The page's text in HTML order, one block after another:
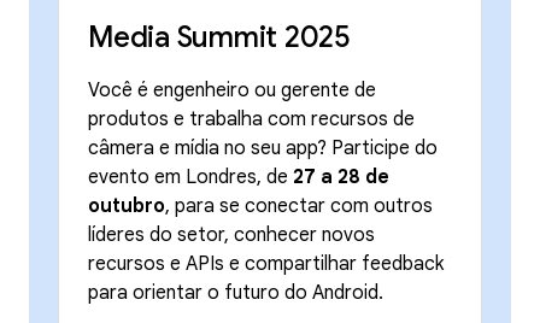
Media Summit 2025
Você é engenheiro ou gerente de
produtos e trabalha com recursos de
câmera e mídia no seu app? Participe do
evento em Londres, de 27 a 28 de
outubro, para se conectar com outros
líderes do setor, conhecer novos
recursos e APIs e compartilhar feedback
para orientar o futuro do Android.